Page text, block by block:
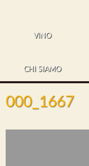
VINO
CHI SIAMO
000_1667